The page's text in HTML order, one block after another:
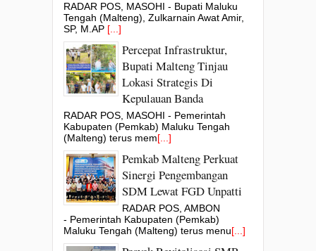
RADAR POS, MASOHI - Bupati Maluku
Tengah (Malteng), Zulkarnain Awat Amir,
SP, M.AP [...]
Percepat Infrastruktur,
Bupati Malteng Tinjau
Lokasi Strategis Di
Kepulauan Banda
RADAR POS, MASOHI - Pemerintah
Kabupaten (Pemkab) Maluku Tengah
(Malteng) terus mem[...]
Pemkab Malteng Perkuat
Sinergi Pengembangan
SDM Lewat FGD Unpatti
RADAR POS, AMBON
- Pemerintah Kabupaten (Pemkab)
Maluku Tengah (Malteng) terus menu[...]